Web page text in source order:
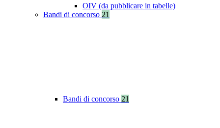
OIV (da pubblicare in tabelle)
Bandi di concorso 21
Bandi di concorso 21